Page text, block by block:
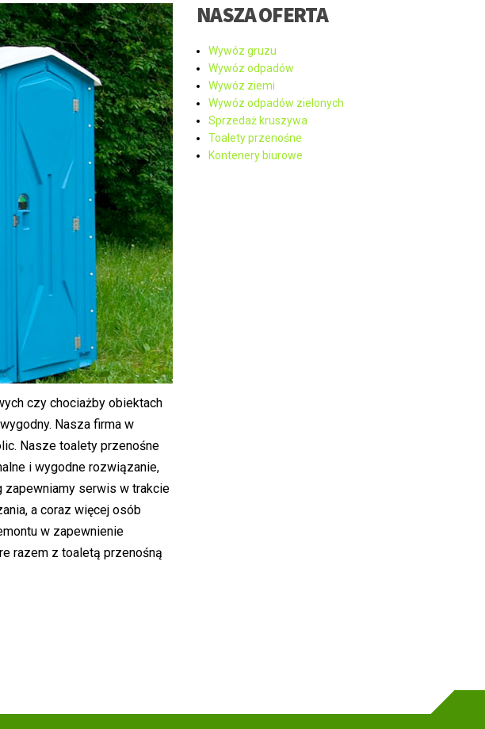
czy chociażby obiektach
Nasza firma w
Nasze toalety przenośne
i wygodne rozwiązanie,
zapewniamy serwis w trakcie
a coraz więcej osób
w zapewnienie
razem z toaletą przenośną
NASZA OFERTA
Wywóz gruzu
Wywóz odpadów
Wywóz ziemi
Wywóz odpadów zielonych
Sprzedaż kruszywa
Toalety przenośne
Kontenery biurowe